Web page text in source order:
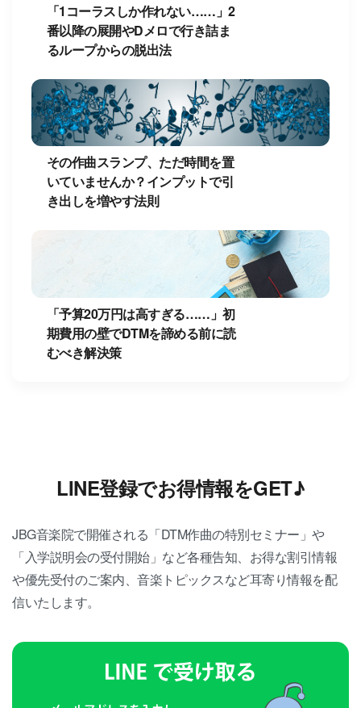
「1コーラスしか作れない……」2
番以降の展開やDメロで行き詰ま
るループからの脱出法
その作曲スランプ、ただ時間を置
いていませんか？インプットで引
き出しを増やす法則
「予算20万円は高すぎる……」初
期費用の壁でDTMを諦める前に読
むべき解決策
LINE登録でお得情報をGET♪
JBG音楽院で開催される「DTM作曲の特別セミナー」や
「入学説明会の受付開始」など各種告知、お得な割引情報
や優先受付のご案内、音楽トピックスなど耳寄り情報を配
信いたします。